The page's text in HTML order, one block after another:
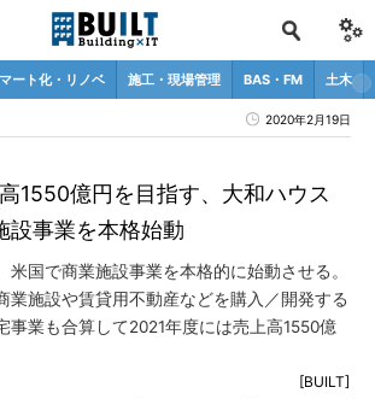
ート化・リノベ 施工・現場管理 BAS・FM 土木
2020年2月19日
1550億円を目指す、大和ハウス
設事業を本格始動
米国で商業施設事業を本格的に始動させる。
業施設や賃貸用不動産などを購入／開発する
事業も合算して2021年度には売上高1550億
[BUILT]